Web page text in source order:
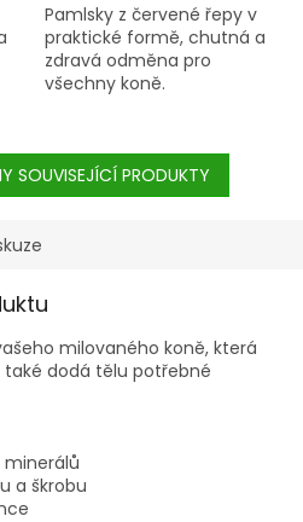
Pamlsky z červené řepy v
praktické formě, chutná a
zdravá odměna pro
všechny koně.
SOUVISEJÍCÍ PRODUKTY
milovaného koně, která
dodá tělu potřebné
minerálů
a škrobu